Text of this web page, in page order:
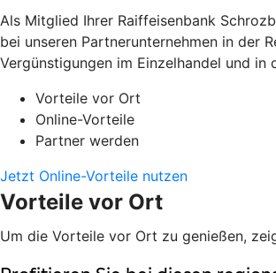
Als Mitglied Ihrer Raiffeisenbank
bei unseren Partnerunternehmen in der
Vergünstigungen im Einzelhandel und
Vorteile vor Ort
Online-Vorteile
Partner werden
Jetzt Online-Vorteile nutzen
Vorteile vor Ort
Um die Vorteile vor Ort zu genießen,